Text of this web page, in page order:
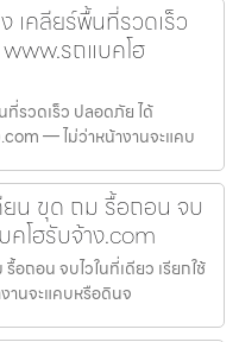
เคลียร์พื้นที่รวดเร็ว
รถแบคโฮ
ที่รวดเร็ว ปลอดภัย ได้
— ไม่ว่าหน้างานจะแคบ
น ขุด ถม รื้อถอน จบ
คโฮรับจ้าง.com
ถอน จบไวในที่เดียว เรียกใช้
านจะแคบหรือดินจ